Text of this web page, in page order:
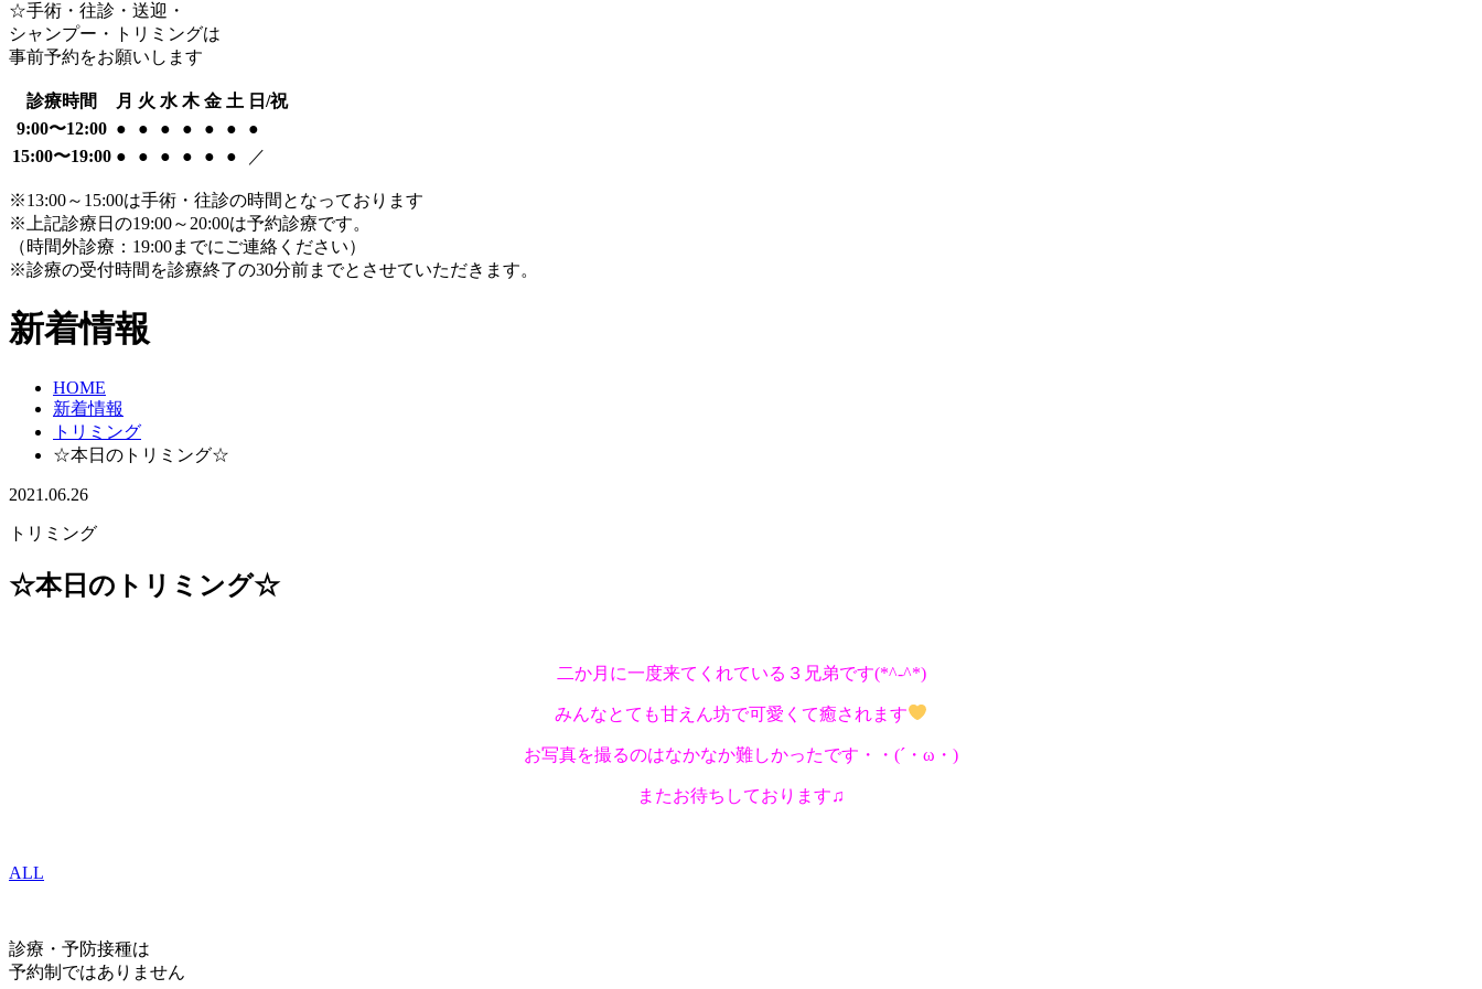
☆手術・往診・送迎・
シャンプー・トリミングは
事前予約をお願いします
診療時間 月 火 水 木 金 土 日/祝
9:00〜12:00 ● ● ● ● ● ●
●
15:00〜19:00 ● ● ● ● ● ● ／
※13:00～15:00は手術・往診の時間となっております
※上記診療日の19:00～20:00は予約診療です。
（時間外診療：19:00までにご連絡ください）
※診療の受付時間を診療終了の30分前までとさせていただきます。
新着情報
HOME
新着情報
トリミング
☆本日のトリミング☆
2021.06.26
トリミング
☆本日のトリミング☆
二か月に一度来てくれている３兄弟です(*^-^*)
みんなとても甘えん坊で可愛くて癒されます
お写真を撮るのはなかなか難しかったです・・(´・ω・)
またお待ちしております♫
ALL
診療・予防接種は
予約制ではありません